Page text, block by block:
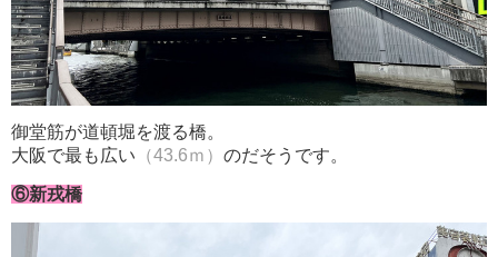
御堂筋が道頓堀を渡る橋。
大阪で最も広い （43.6ｍ） のだそうです。
⑥新戎橋